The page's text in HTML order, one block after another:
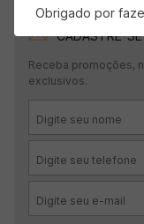
CADASTRE-SE
Receba promoções,
exclusivos.
Obrigado por